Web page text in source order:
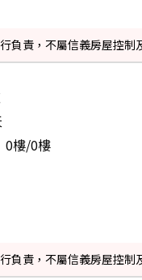
責，不屬信義房屋控制
0樓/0樓
責，不屬信義房屋控制